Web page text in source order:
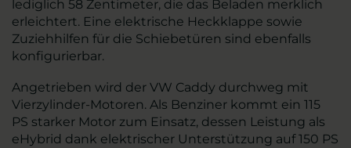
lediglich 58 Zentimeter, die das Beladen merklich
erleichtert. Eine elektrische Heckklappe sowie
Zuziehhilfen für die Schiebetüren sind ebenfalls
konfigurierbar.
Angetrieben wird der VW Caddy durchweg mit
Vierzylinder-Motoren. Als Benziner kommt ein 115
PS starker Motor zum Einsatz, dessen Leistung als
eHybrid dank elektrischer Unterstützung auf 150 PS